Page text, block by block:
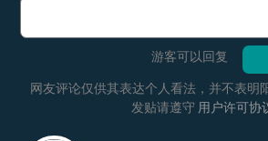
游客可以回复
网友评论仅供其表达个人看法，并不表明
发贴请遵守 用户许可协